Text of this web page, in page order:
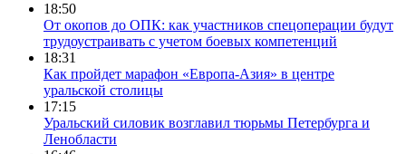
18:50
От окопов до ОПК: как участников спецоперации будут
трудоустраивать с учетом боевых компетенций
18:31
Как пройдет марафон «Европа-Азия» в центре
уральской столицы
17:15
Уральский силовик возглавил тюрьмы Петербурга и
Ленобласти